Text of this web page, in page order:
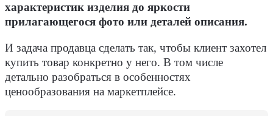
характеристик изделия до яркости
прилагающегося фото или деталей описания.
И задача продавца сделать так, чтобы клиент захотел
купить товар конкретно у него. В том числе
детально разобраться в особенностях
ценообразования на маркетплейсе.